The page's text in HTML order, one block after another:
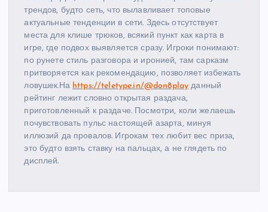
трендов, будто сеть, что вылавливает топовые
актуальные тенденции в сети. Здесь отсутствует
места для клише трюков, всякий пункт как карта в
игре, где подвох выявляется сразу. Игроки понимают:
по рунете стиль разговора и иронией, там сарказм
притворяется как рекомендацию, позволяет избежать
ловушек.На https://teletype.in/@don8play данный
рейтинг лежит словно открытая раздача,
приготовленный к раздаче. Посмотри, коли желаешь
почувствовать пульс настоящей азарта, минуя
иллюзий да провалов. Игрокам тех любит вес приза,
это будто взять ставку на пальцах, а не глядеть по
дисплей.